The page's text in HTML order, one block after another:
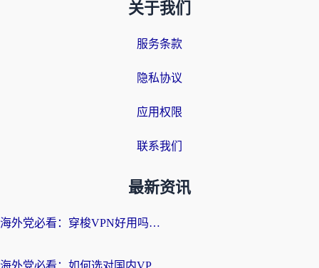
关于我们
服务条款
隐私协议
应用权限
联系我们
最新资讯
海外党必看：穿梭VPN好用吗？和云帆VPN对比哪个回国效果更好？附真实测评+避坑指南